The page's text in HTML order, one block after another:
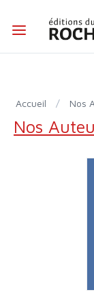
Accueil / Nos
Nos